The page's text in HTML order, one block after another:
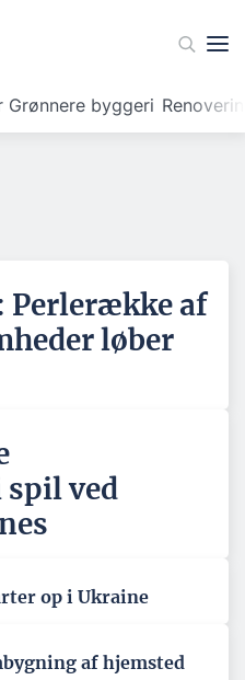
Grønnere byggeri
Perlerække af
løber
ved
op i Ukraine
af hjemsted